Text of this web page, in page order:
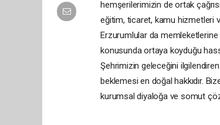
hemşerilerimizin de ortak
eğitim, ticaret, kamu hizmetleri
Erzurumlular da memleketlerine
konusunda ortaya koyduğu
Şehrimizin geleceğini
beklemesi en doğal hakkıdır.
kurumsal diyaloğa ve somut